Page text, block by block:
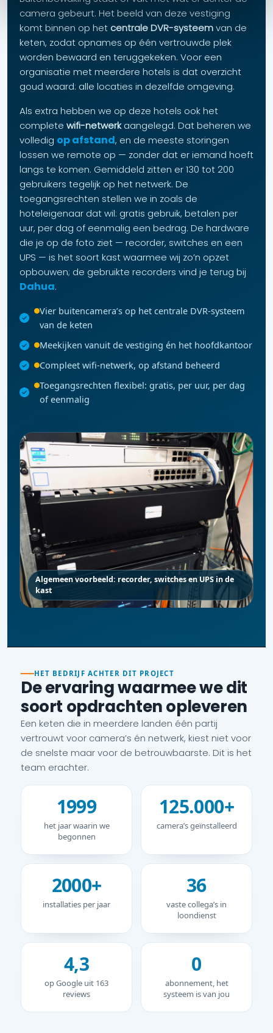
camera gebeurt. Het beeld van deze vestiging
komt binnen op het centrale DVR-systeemvan de
keten, zodat opnames op één vertrouwde plek
worden bewaard en teruggekeken. Voor een
organisatie met meerdere hotels is dat overzicht
goud waard: alle locaties in dezelfde omgeving.
Als extra hebben we op deze hotels ook het
complete wifi-netwerkaangelegd. Dat beheren we
volledig op afstand, en de meeste storingen
lossen we remote op — zonder dat er iemand hoeft
langs te komen. Gemiddeld zitten er 130 tot 200
gebruikers tegelijk op het netwerk. De
toegangsrechten stellen we in zoals de
hoteleigenaar dat wil: gratis gebruik, betalen per
uur, per dag of eenmalig een bedrag. De hardware
die je op de foto ziet — recorder, switches en een
UPS — is het soort kast waarmee wij zo’n opzet
opbouwen; de gebruikte recorders vind je terug bij
Dahua.
Vier buitencamera’s op het centrale DVR-systeem
van de keten
Meekijken vanuit de vestiging én het hoofdkantoor
Compleet wifi-netwerk, op afstand beheerd
Toegangsrechten flexibel: gratis, per uur, per dag
of eenmalig
Algemeen voorbeeld: recorder, switches en UPS in de
kast
HET BEDRIJF ACHTER DIT PROJECT
De ervaring waarmee we dit
soort opdrachten opleveren
Een keten die in meerdere landen één partij
vertrouwt voor camera’s én netwerk, kiest niet voor
de snelste maar voor de betrouwbaarste. Dit is het
team erachter.
1999
het jaar waarin we
begonnen
125.000+
camera’s geïnstalleerd
2000+
installaties per jaar
36
vaste collega’s in
loondienst
4,3
op Google uit 163
reviews
0
abonnement, het
systeem is van jou